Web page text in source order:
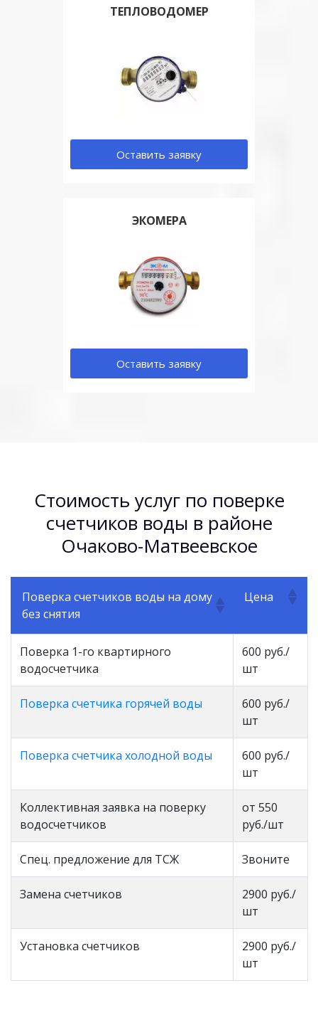
ТЕПЛОВОДОМЕР
Оставить заявку
ЭКОМЕРА
Оставить заявку
Стоимость услуг по поверке
счетчиков воды в районе
Очаково-Матвеевское
Поверка счетчиков воды на дому
без снятия
Цена
Поверка 1-го квартирного
водосчетчика
600 руб./
шт
Поверка счетчика горячей воды
600 руб./
шт
Поверка счетчика холодной воды
600 руб./
шт
Коллективная заявка на поверку
водосчетчиков
от 550
руб./шт
Спец. предложение для ТСЖ Звоните
Замена счетчиков
2900 руб./
шт
Установка счетчиков
2900 руб./
шт